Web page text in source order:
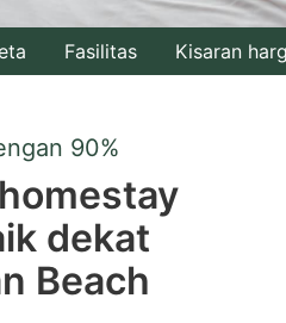
with
the
select
a
date.
Press
Fasilitas Kisaran
90%
dekat
Beach